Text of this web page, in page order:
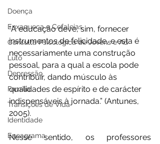
Doença
Enxaqueca e Cefaleias
Consulta Psicológica de Jovens e Ad
Luto
Depressão
Família
Transições de Vida
Identidade
Eneagrama
“A educação deve, sim, fornecer
instrumentos de felicidade, e esta é
necessariamente uma construção
pessoal, para a qual a escola pode
contribuir, dando músculo às
qualidades de espírito e de carácter
indispensáveis à jornada.” (Antunes,
2005).
Nesse sentido, os professores